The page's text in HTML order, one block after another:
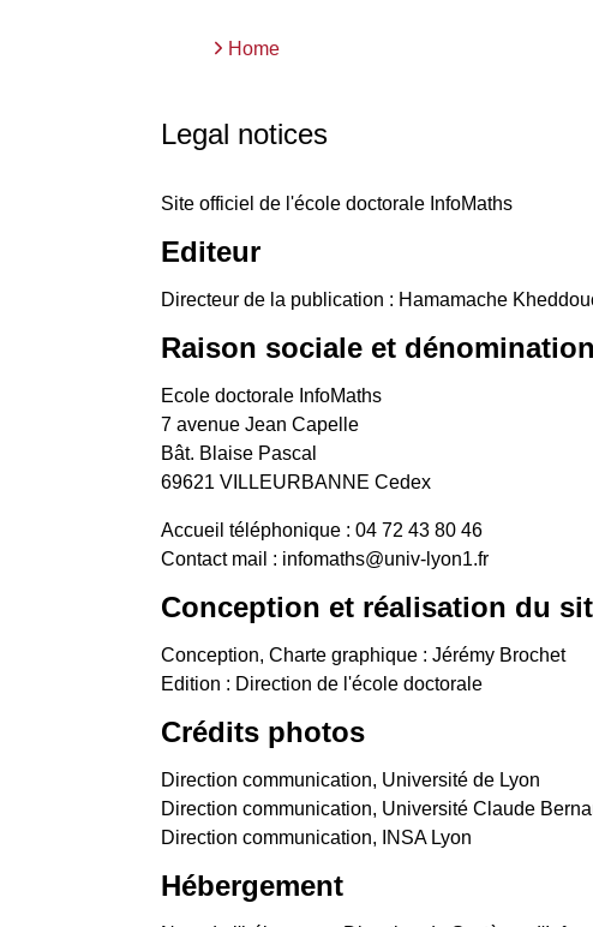
Breadcrumb
Home
Legal notices
Site officiel de l'école doctorale InfoMaths
Editeur
Directeur de la publication : Hamamache
Raison sociale et dénomination
Ecole doctorale InfoMaths
7 avenue Jean Capelle
Bât. Blaise Pascal
69621 VILLEURBANNE Cedex
Accueil téléphonique : 04 72 43 80 46
Contact mail : infomaths@univ-lyon1.fr
Conception et réalisation du
Conception, Charte graphique : Jérémy Brochet
Edition : Direction de l'école doctorale
Crédits photos
Direction communication, Université de Lyon
Direction communication, Université Claude
Direction communication, INSA Lyon
Hébergement